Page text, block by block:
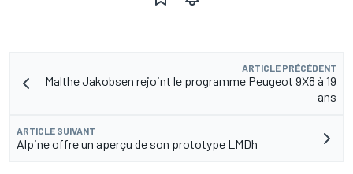
ARTICLE PRÉCÉDENT
Malthe Jakobsen rejoint le programme Peugeot 9X8 à 19
ans
ARTICLE SUIVANT
Alpine offre un aperçu de son prototype LMDh